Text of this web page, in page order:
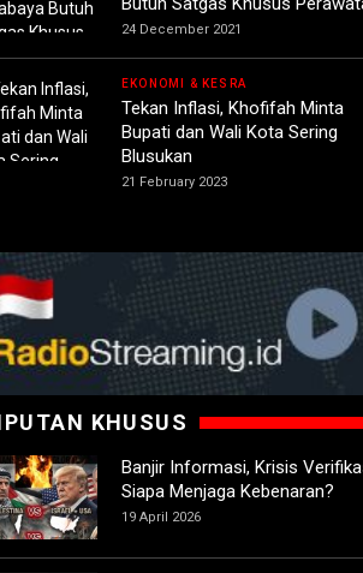
24 December 2021
EKONOMI & KESRA
Tekan Inflasi, Khofifah Minta
Bupati dan Wali Kota Sering
Blusukan
21 February 2023
KHUSUS
Banjir Informasi, Krisis
Siapa Menjaga Kebenaran?
19 April 2026